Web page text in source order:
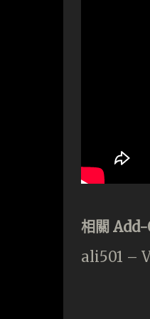
相關
ali501 –